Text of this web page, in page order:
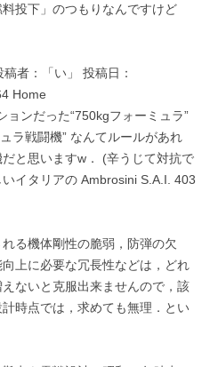
投下」のつもりなんですけど
者：「い」 投稿日：
Home
ョンだった“750kgフォーミュラ”
ラ戦闘機” なんてルールがあれ
と思いますw． (辛うじて対抗で
イタリアの Ambrosini S.A.I. 403
る機体剛性の脆弱，防弾の欠
上に必要な冗長性などは，どれ
ないと克服出来ませんので，該
時点では，求めても無理．とい